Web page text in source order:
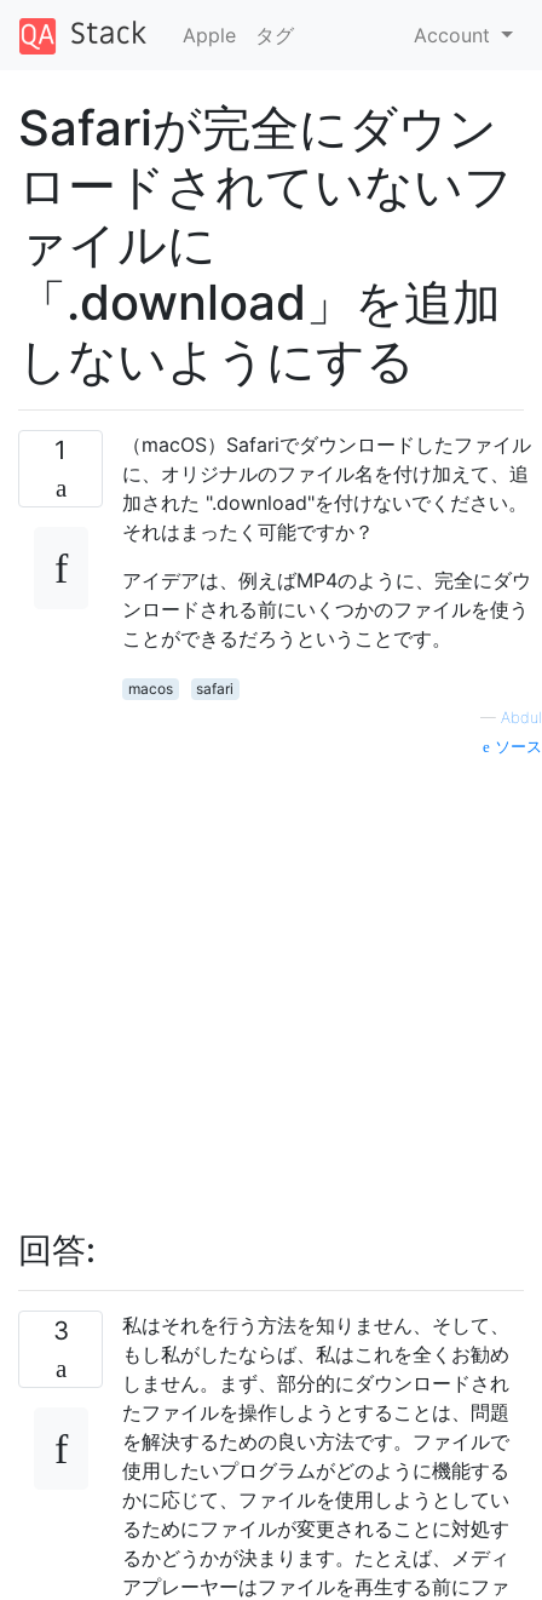
Apple タグ Account
Safariが完全にダウン
ロードされていないフ
ァイルに
「.download」を追加
しないようにする
1
（macOS）Safariでダウンロードしたファイル
に、オリジナルのファイル名を付け加えて、追
加された ".download"を付けないでください。
それはまったく可能ですか？
アイデアは、例えばMP4のように、完全にダウ
ンロードされる前にいくつかのファイルを使う
ことができるだろうということです。
macos
safari
— Abdul
ソース
回答:
3
私はそれを行う方法を知りません、そして、
もし私がしたならば、私はこれを全くお勧め
しません。まず、部分的にダウンロードされ
たファイルを操作しようとすることは、問題
を解決するための良い方法です。ファイルで
使用したいプログラムがどのように機能する
かに応じて、ファイルを使用しようとしてい
るためにファイルが変更されることに対処す
るかどうかが決まります。たとえば、メディ
アプレーヤーはファイルを再生する前にファ